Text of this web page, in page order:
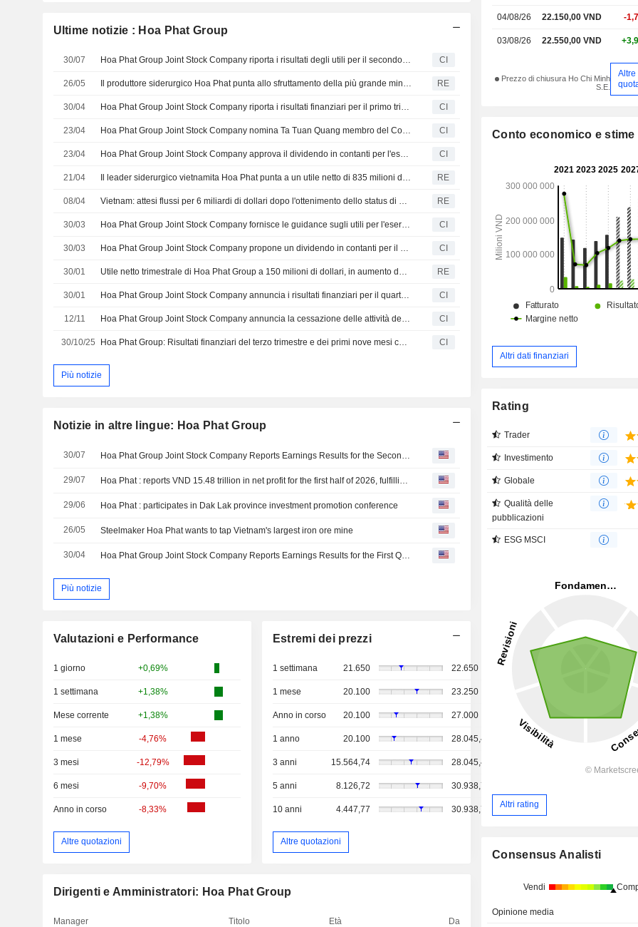
Ultime notizie : Hoa Phat Group
30/07 Hoa Phat Group Joint Stock Company riporta i risultati degli utili per il secondo trimestre e per il semestre conclusosi il 30 giugno 2026 CI
26/05 Il produttore siderurgico Hoa Phat punta allo sfruttamento della più grande miniera di ferro del Vietnam RE
30/04 Hoa Phat Group Joint Stock Company riporta i risultati finanziari per il primo trimestre conclusosi il 31 marzo 2026 CI
23/04 Hoa Phat Group Joint Stock Company nomina Ta Tuan Quang membro del Consiglio di Amministrazione CI
23/04 Hoa Phat Group Joint Stock Company approva il dividendo in contanti per l'esercizio 2025 CI
21/04 Il leader siderurgico vietnamita Hoa Phat punta a un utile netto di 835 milioni di dollari nel 2026, in rialzo del 41,8% RE
08/04 Vietnam: attesi flussi per 6 miliardi di dollari dopo l'ottenimento dello status di mercato emergente RE
30/03 Hoa Phat Group Joint Stock Company fornisce le guidance sugli utili per l'esercizio 2026 CI
30/03 Hoa Phat Group Joint Stock Company propone un dividendo in contanti per il 2025 e fornisce la guidance per il 2026 CI
30/01 Utile netto trimestrale di Hoa Phat Group a 150 milioni di dollari, in aumento del 38% su base annua RE
30/01 Hoa Phat Group Joint Stock Company annuncia i risultati finanziari per il quarto trimestre chiuso al 31 dicembre 2025 CI
12/11 Hoa Phat Group Joint Stock Company annuncia la cessazione delle attività della filiale di Da Nang CI
30/10/25 Hoa Phat Group: Risultati finanziari del terzo trimestre e dei primi nove mesi chiusi al 30 settembre 2025 CI
Più notizie
Notizie in altre lingue: Hoa Phat Group
30/07
29/07
29/06 Hoa Phat : participates in Dak Lak province investment promotion conference
26/05 Steelmaker Hoa Phat wants to tap Vietnam's largest iron ore mine
30/04
Più notizie
Valutazioni e Performance
1 giorno +0,69%
1 settimana +1,38%
Mese corrente +1,38%
1 mese -4,76%
3 mesi -12,79%
6 mesi -9,70%
Anno in corso -8,33%
Altre quotazioni
Estremi dei prezzi
1 settimana 21.650 22.650
1 mese 20.100 23.250
Anno in corso 20.100 27.000
1 anno 20.100 28.045,45
3 anni 15.564,74 28.045,45
5 anni 8.126,72 30.938,76
10 anni 4.447,77 30.938,76
Altre quotazioni
Dirigenti e Amministratori: Hoa Phat Group
Manager Titolo Età Da
04/08/26 22.150,00 VND -
03/08/26 22.550,00 VND
Prezzo di chiusura Ho Chi Minh
S.E.
Altre
Conto economico e stime
Altri dati finanziari
Rating
Trader
Investimento
Globale
Qualità delle
pubblicazioni
ESG MSCI
Altri rating
Consensus Analisti
Vendi
Opinione media